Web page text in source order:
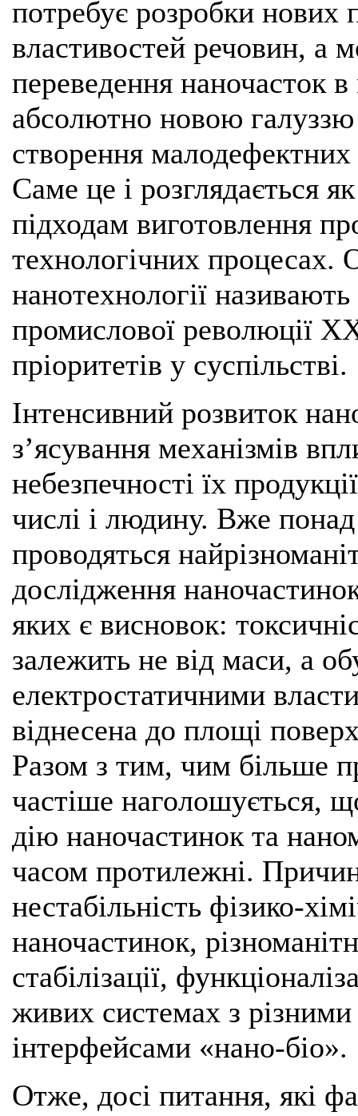
потребує розробки нових
властивостей речовин, а
переведення наночасток
абсолютно новою
створення
Саме це і розглядається
підходам виготовлення
технологічних процесах.
нанотехнології
промислової революції
пріоритетів у суспільстві.
Інтенсивний розвиток
з’ясування механізмів
небезпечності їх
числі і людину. Вже понад
проводяться
дослідження
яких є висновок:
залежить не від маси, а
електростатичними
віднесена до площі
Разом з тим, чим більше
частіше наголошується,
дію наночастинок та
часом протилежні.
нестабільність фізико-
наночастинок,
стабілізації,
живих системах з
інтерфейсами «нано-біо».
Отже, досі питання, які